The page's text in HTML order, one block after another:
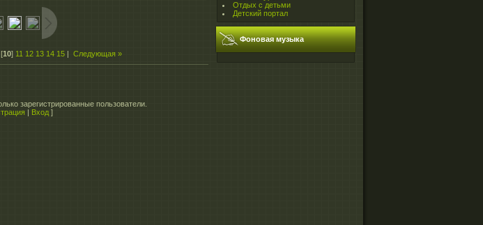
10] 11 12 13 14 15| Следующая »
зарегистрированные пользователи.
| Вход ]
Отдых с детьми
Детский портал
Фоновая музыка